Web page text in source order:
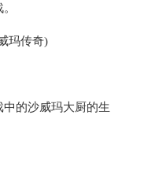
的沙威玛大厨的生